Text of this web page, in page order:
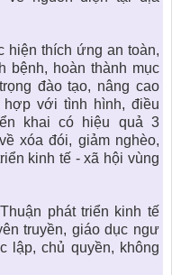
hiện thích ứng an toàn,
bệnh, hoàn thành mục
đào tạo, nâng cao
với tình hình, điều
khai có hiệu quả 3
xóa đói, giảm nghèo,
kinh tế - xã hội vùng
phát triển kinh tế
truyền, giáo dục ngư
lập, chủ quyền, không